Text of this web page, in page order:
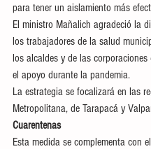
para tener un aislamiento más
El ministro Mañalich agradeció la
los trabajadores de la salud
los alcaldes y de las corporaciones
el apoyo durante la pandemia.
La estrategia se focalizará en las
Metropolitana, de Tarapacá y
Cuarentenas
Esta medida se complementa con